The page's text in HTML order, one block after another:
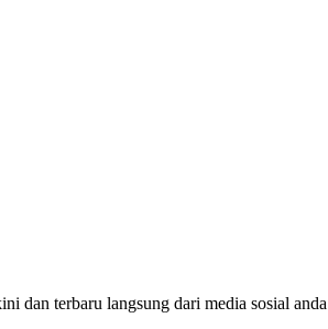
dan terbaru langsung dari media sosial anda